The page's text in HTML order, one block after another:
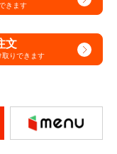
きます
文
取りできます